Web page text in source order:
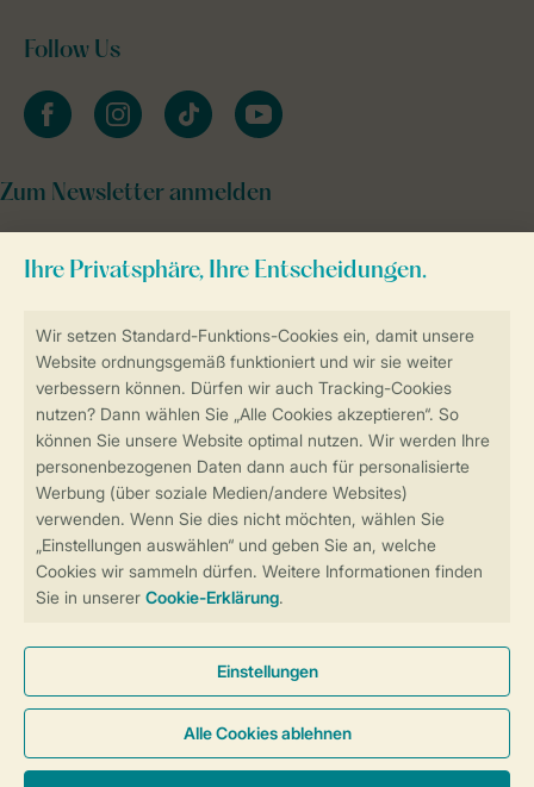
Sicherstellung Deiner Privatsphäre
Sicher und schnell zur Online-Buchung
Sichere Datenübertragung
Sicheres Bezahlen
Follow Us
facebookinstagramtiktok youtube
Zum Newsletter anmelden
Cookies und Banner
Barrierefreiheit